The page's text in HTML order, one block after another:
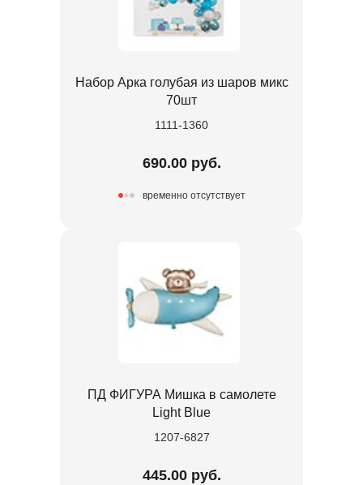
Набор Арка голубая из шаров микс
70шт
1111-1360
690.00 руб.
временно отсутствует
ПД ФИГУРА Мишка в самолете
Light Blue
1207-6827
445.00 руб.